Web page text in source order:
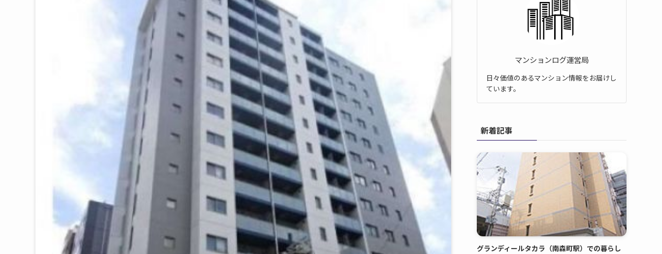
マンションログ運営局
日々価値のあるマンション情報をお届けし
ています。
新着記事
グランディールタカラ（南森町駅）での暮らし